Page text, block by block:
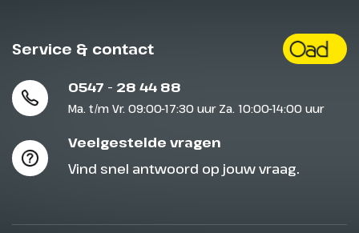
Service & contact
0547 - 28 44 88
Ma. t/m Vr. 09:00-17:30 uur Za. 10:00-14:00 uur
Veelgestelde vragen
Vind snel antwoord op jouw vraag.